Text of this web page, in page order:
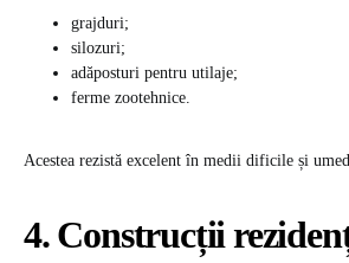
grajduri;
silozuri;
adăposturi pentru utilaje;
ferme zootehnice.
Acestea rezistă excelent în medii dificile și
4. Construcții